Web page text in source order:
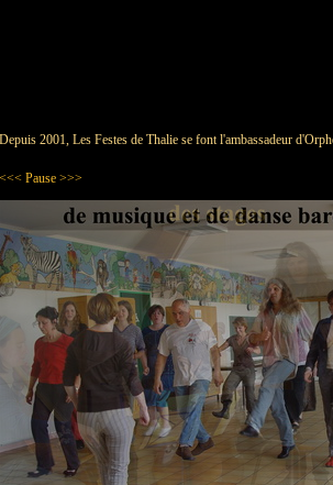
Depuis 2001, Les Festes de Thalie se font l'ambassadeur
<<< Pause >>>